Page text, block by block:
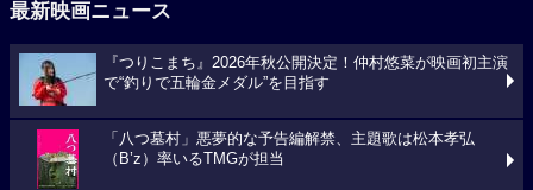
最新映画ニュース
『つりこまち』2026年秋公開決定！仲村悠菜が映画初主演
で“釣りで五輪金メダル”を目指す
「八つ墓村」悪夢的な予告編解禁、主題歌は松本孝弘
（B’z）率いるTMGが担当